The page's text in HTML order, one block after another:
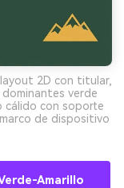
2D con titular,
verde
cálido con soporte
de dispositivo
Amarillo